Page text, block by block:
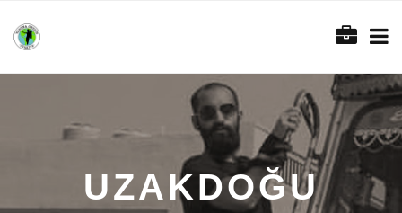
UZAKDOĞU